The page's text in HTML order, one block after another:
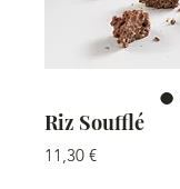
Riz Soufflé
11,30 €Prix